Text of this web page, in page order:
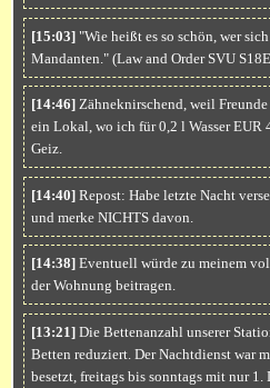
[15:03]"Wie heißt es so schön, wer
Mandanten." (Law and Order SVU
[14:46]Zähneknirschend, weil
ein Lokal, wo ich für 0,2 l Wasser
Geiz.
[14:40]Repost: Habe letzte Nacht
und merke NICHTS davon.
[14:38]Eventuell würde zu meinem
der Wohnung beitragen.
[13:21]Die Bettenanzahl unserer
Betten reduziert. Der Nachtdienst war
besetzt, freitags bis sonntags mit nur 1.